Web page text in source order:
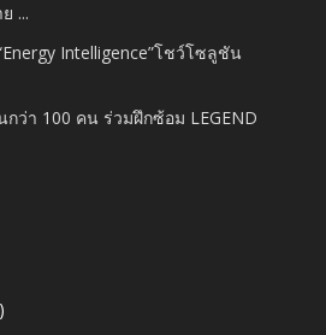
...
Intelligence”โชว์โซลูชัน
ว่า 100 คน ร่วมฝึกซ้อม LEGEND